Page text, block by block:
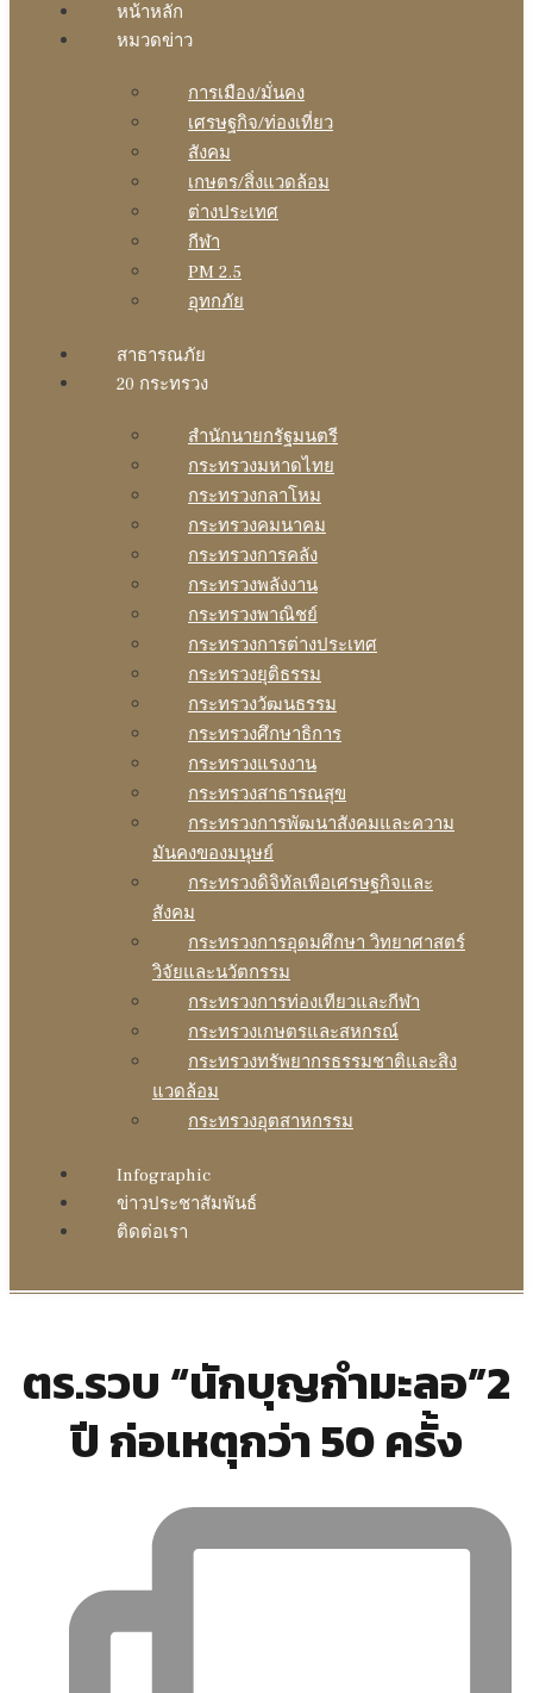
หน้าหลัก
หมวดข่าว
การเมือง/มั่นคง
เศรษฐกิจ/ท่องเที่ยว
สังคม
เกษตร/สิ่งแวดล้อม
ต่างประเทศ
กีฬา
PM 2.5
อุทกภัย
สาธารณภัย
20 กระทรวง
สํานักนายกรัฐมนตรี
กระทรวงมหาดไทย
กระทรวงกลาโหม
กระทรวงคมนาคม
กระทรวงการคลัง
กระทรวงพลังงาน
กระทรวงพาณิชย์
กระทรวงการต่างประเทศ
กระทรวงยุติธรรม
กระทรวงวัฒนธรรม
กระทรวงศึกษาธิการ
กระทรวงแรงงาน
กระทรวงสาธารณสุข
กระทรวงการพัฒนาสังคมและความ
มันคงของมนุษย์
กระทรวงดิจิทัลเพือเศรษฐกิจและ
สังคม
กระทรวงการอุดมศึกษา วิทยาศาสตร์
วิจัยและนวัตกรรม
กระทรวงการท่องเทียวและกีฬา
กระทรวงเกษตรและสหกรณ์
กระทรวงทรัพยากรธรรมชาติและสิง
แวดล้อม
กระทรวงอุตสาหกรรม
Infographic
ข่าวประชาสัมพันธ์
ติดต่อเรา
ตร.รวบ “นักบุญกำมะลอ”2
ปี ก่อเหตุกว่า 50 ครั้ง